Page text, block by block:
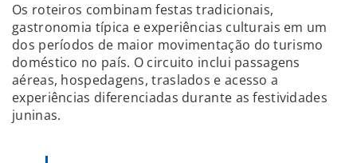
Os roteiros combinam festas tradicionais,
gastronomia típica e experiências culturais em um
dos períodos de maior movimentação do turismo
doméstico no país. O circuito inclui passagens
aéreas, hospedagens, traslados e acesso a
experiências diferenciadas durante as festividades
juninas.